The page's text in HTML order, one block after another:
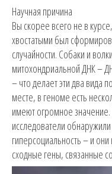
Научная причина
Вы скорее всего не в
хвостатыми был
случайности. Собаки и
митохондриальной ДНК –
– что делает эти два вида
месте, в геноме есть
имеют огромное
исследователи
гиперсоциальность – и
сходные гены, связанные